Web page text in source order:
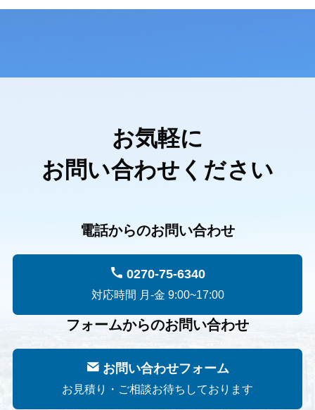
お気軽に
お問い合わせください
電話からのお問い合わせ
0270-75-6340
対応時間 月-金 9:00~17:00
フォームからのお問い合わせ
お問い合わせフォーム
お見積り・ご相談お待ちしております